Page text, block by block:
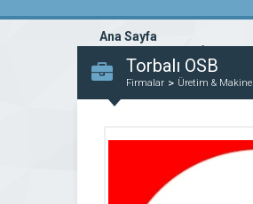
Ana Sayfa
Firma rehberi ana sayfanız
Torbalı OSB
Firmalar Üretim & Makine